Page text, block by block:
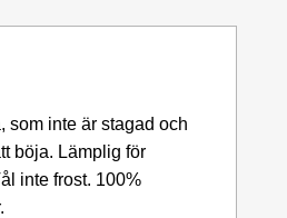
som inte är stagad och
böja. Lämplig för
inte frost. 100%